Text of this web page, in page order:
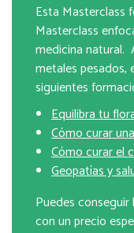
Esta Masterclass
Masterclass
medicina natural.
metales pesados,
siguientes
Equilibra tu
Cómo curar
Cómo curar el
Geopatías y
Puedes conseguir
con un precio